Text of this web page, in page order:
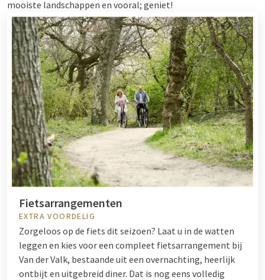
mooiste landschappen en vooral; geniet!
Fietsarrangementen
EXTRA VOORDELIG
Zorgeloos op de fiets dit seizoen? Laat u in de watten
leggen en kies voor een compleet fietsarrangement bij
Van der Valk, bestaande uit een overnachting, heerlijk
ontbijt en uitgebreid diner. Dat is nog eens volledig